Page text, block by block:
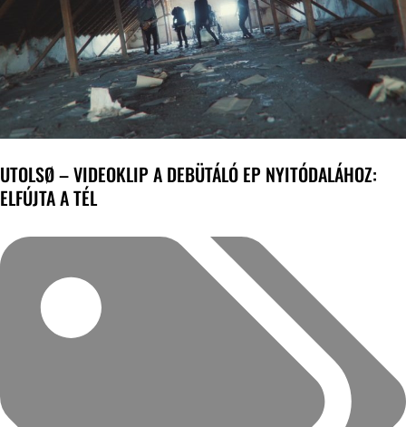
UTOLSØ – VIDEOKLIP A DEBÜTÁLÓ EP NYITÓDALÁHOZ:
ELFÚJTA A TÉL